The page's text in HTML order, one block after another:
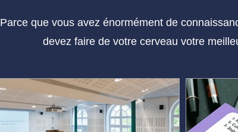
Parce que vous avez énormément de
devez faire de votre cerveau votre